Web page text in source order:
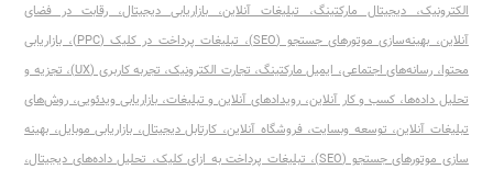
الکترونیک،دیجیتال مارکتینگ، تبلیغات آنلاین، بازاریابی دیجیتال، رقابت در فضای
آنلاین، بهینه‌سازی موتورهای جستجو (SEO) ، تبلیغات پرداخت در کلیک (PPC)
، بازاریابی
محتوا، رسانه‌های اجتماعی، ایمیل مارکتینگ، تجارت الکترونیک، تجربه کاربری (UX)، تجزیه و
تحلیل داده‌ها، کسب و کار آنلاین، رویدادهای آنلاین و تبلیغات، بازاریابی ویدئویی، روش‌های
تبلیغات آنلاین، توسعه وبسایت، فروشگاه آنلاین، کارتابل دیجیتال، بازاریابی موبایل، بهینه
سازی موتورهای جستجو (SEO)، تبلیغات پرداخت به ازای کلیک، تحلیل داده‌های دیجیتال،